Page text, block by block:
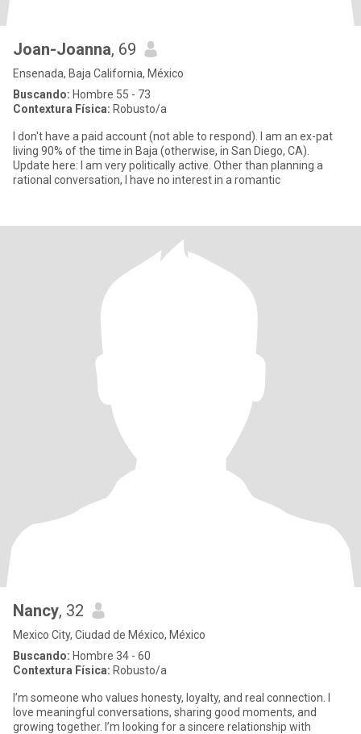
Joan-Joanna, 69
Ensenada, Baja California, México
Buscando: Hombre 55 - 73
Contextura Física: Robusto/a
I don't have a paid account (not able to respond). I am an ex-pat
living 90% of the time in Baja (otherwise, in San Diego, CA).
Update here: I am very politically active. Other than planning a
rational conversation, I have no interest in a romantic
Nancy, 32
Mexico City, Ciudad de México, México
Buscando: Hombre 34 - 60
Contextura Física: Robusto/a
I’m someone who values honesty, loyalty, and real connection. I
love meaningful conversations, sharing good moments, and
growing together. I’m looking for a sincere relationship with